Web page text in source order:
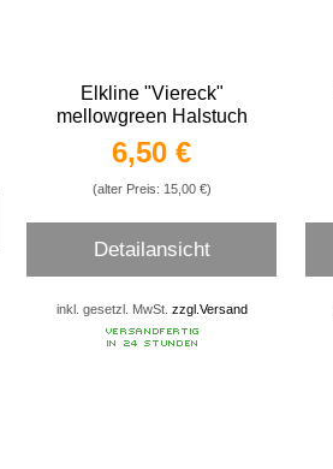
Elkline "Viereck"
mellowgreen Halstuch
6,50 €
(alter Preis: 15,00 €)
Detailansicht
inkl. gesetzl. MwSt. zzgl.Versand